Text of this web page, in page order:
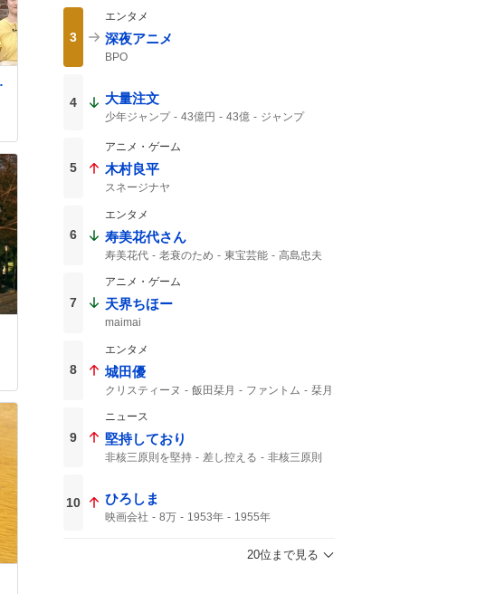
3
エンタメ
深夜アニメ
BPO
4 大量注文
少年ジャンプ 43億円 43億
ジャンプ
5
アニメ・ゲーム
木村良平
スネージナヤ
6
エンタメ
寿美花代さん
寿美花代 老衰のため 東宝芸能
高島忠夫
髙嶋政宏
最期まで
7
アニメ・ゲーム
天界ちほー
maimai
8
エンタメ
城田優
クリスティーヌ 飯田栞月 ファントム
栞月
9
ニュース
堅持しており
非核三原則を堅持 差し控える
非核三原則
10 ひろしま
映画会社 8万 1953年
1955年
20位まで見る